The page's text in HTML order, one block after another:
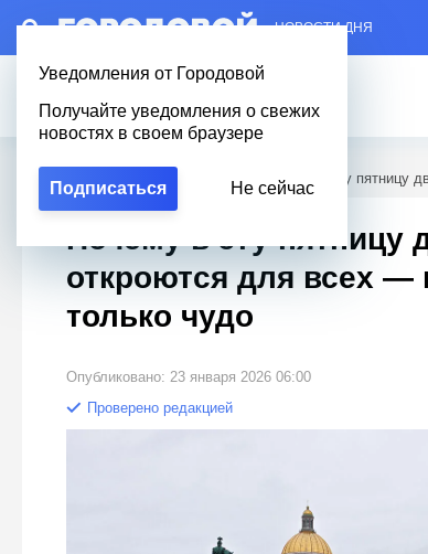
– НОВОСТИ ДНЯ
Уведомления от Городовой
Получайте уведомления о свежих
новостях в своем браузере
Подписаться Не сейчас
Городовой Новости Петербурга Почему в эту пятницу
Почему в эту пятницу
откроются для всех —
только чудо
Опубликовано: 23 января 2026 06:00
Проверено редакцией